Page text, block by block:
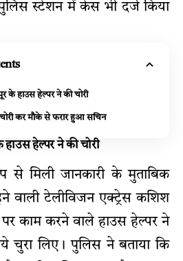
स्टेशन में केस भी दर्ज किया
के हाउस हेल्पर ने की चोरी
कर मौके से फरार हुआ सचिन
हेल्पर ने की चोरी
से मिली जानकारी के मुताबिक
वाली टेलीविजन एक्ट्रेस कशिश
काम करने वाले हाउस हेल्पर ने
चुरा लिए। पुलिस ने बताया कि